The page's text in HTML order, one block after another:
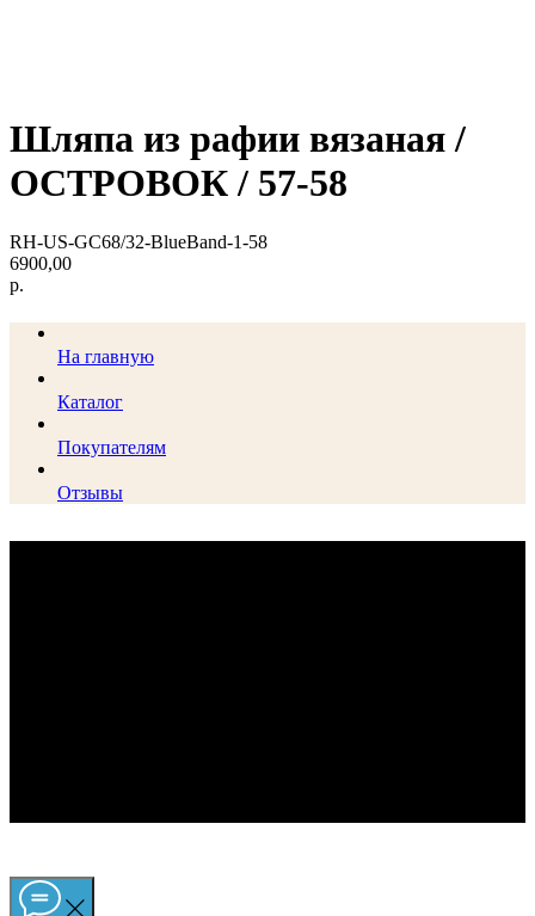
Шляпа из рафии вязаная /
ОСТРОВОК / 57-58
RH-US-GC68/32-BlueBand-1-58
6900,00
р.
На главную
Каталог
Покупателям
Отзывы